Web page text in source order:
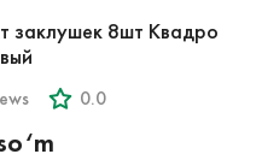
заклушек 8шт Квадро
0.0